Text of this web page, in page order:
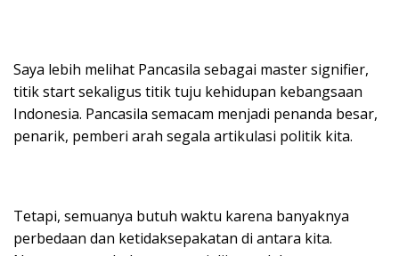
Saya lebih melihat Pancasila sebagai master signifier,
titik start sekaligus titik tuju kehidupan kebangsaan
Indonesia. Pancasila semacam menjadi penanda besar,
penarik, pemberi arah segala artikulasi politik kita.
Tetapi, semuanya butuh waktu karena banyaknya
perbedaan dan ketidaksepakatan di antara kita.